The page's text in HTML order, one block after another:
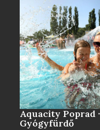
Aquacity Poprad
Gyógyfürdő